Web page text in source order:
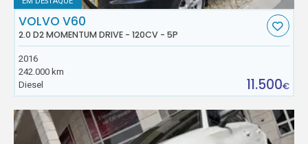
VOLVO V60
2.0 D2 MOMENTUM DRIVE - 120CV - 5P
2016
242.000 km
Diesel
11.500€